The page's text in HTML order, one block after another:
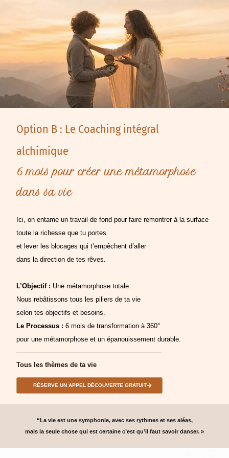
Option B : Le Coaching intégral
alchimique
6 mois pour créer une métamorphose
dans sa vie
Ici, on entame un travail de fond pour faire remontrer à la surface
toute la richesse que tu portes
et lever les blocages qui t’empêchent d’aller
dans la direction de tes rêves.
L’Objectif : Une métamorphose totale.
Nous rebâtissons tous les piliers de ta vie
selon tes objectifs et besoins.
Le Processus : 6 mois de transformation à 360°
pour une métamorphose et un épanouissement durable.
Tous les thèmes de ta vie
RÉSERVE UN APPEL DÉCOUVERTE GRATUIT
“La vie est une symphonie, avec ses rythmes et ses aléas,
mais la seule chose qui est certaine c’est qu’il faut savoir danser. »